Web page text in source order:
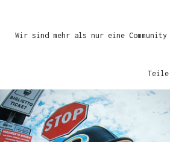
Wir sind mehr als nur eine
Teile